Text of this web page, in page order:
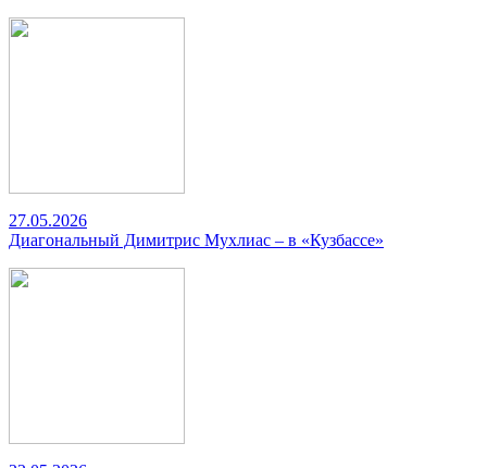
27.05.2026
Диагональный Димитрис Мухлиас – в «Кузбассе»